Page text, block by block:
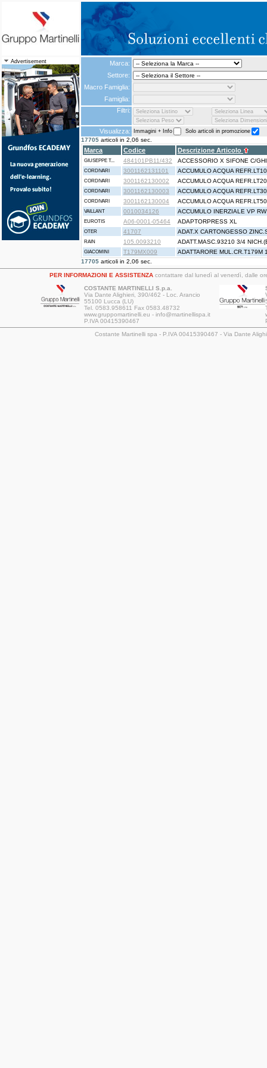
Advertisement
Marca:
Settore:
Macro Famiglia:
Famiglia:
Filtri:
Visualizza: Immagini + Info Solo articoli in promozione
17705 articoli in 2,06 sec.
Marca Codice Descrizione Articolo
GIUSEPPE T... 484101PB11/432 ACCESSORIO X SIFONE C/
CORDIVARI 3001162131101 ACCUMULO ACQUA
CORDIVARI 3001162130002 ACCUMULO ACQUA
CORDIVARI 3001162130003 ACCUMULO ACQUA
CORDIVARI 3001162130004 ACCUMULO ACQUA
VAILLANT 0010034126 ACCUMULO INERZIALE VP
EUROTIS A06-0001-05464 ADAPTORPRESS XL
OTER 41707 ADAT.X CARTONGESSO
RAIN 105.0093210 ADATT.MASC.93210 3/4
GIACOMINI T179MX009
ADATTARORE MUL.CR.T179M
17705 articoli in 2,06 sec.
PER INFORMAZIONI E ASSISTENZAcontattare dal lunedì al venerdì, dalle
COSTANTE MARTINELLI S.p.a.
Via Dante Alighieri, 390/462 - Loc. Arancio
55100 Lucca (LU)
Tel. 0583.958611 Fax 0583.48732
www.gruppomartinelli.eu - info@martinellispa.it
P.IVA 00415390467
Costante Martinelli spa - P.IVA 00415390467 - Via Dante